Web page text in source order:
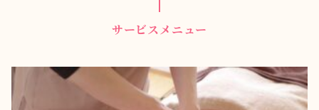
サービスメニュー